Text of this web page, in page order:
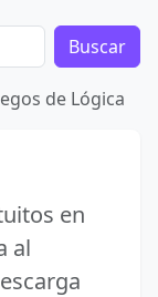
Buscar
de Lógica
en
al